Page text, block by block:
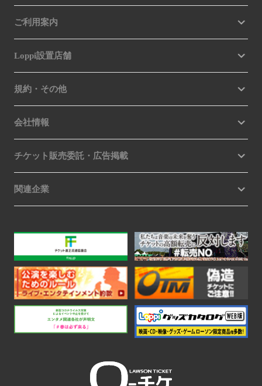
ご利用案内
Loppi設置店舗
規約・その他
会社情報
チケット販売委託・広告掲載
関連企業